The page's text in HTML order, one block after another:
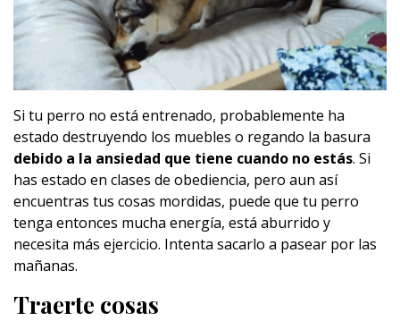
Si tu perro no está entrenado, probablemente ha
estado destruyendo los muebles o regando la basura
debido a la ansiedad que tiene cuando no estás. Si
has estado en clases de obediencia, pero aun así
encuentras tus cosas mordidas, puede que tu perro
tenga entonces mucha energía, está aburrido y
necesita más ejercicio. Intenta sacarlo a pasear por las
mañanas.
Traerte cosas